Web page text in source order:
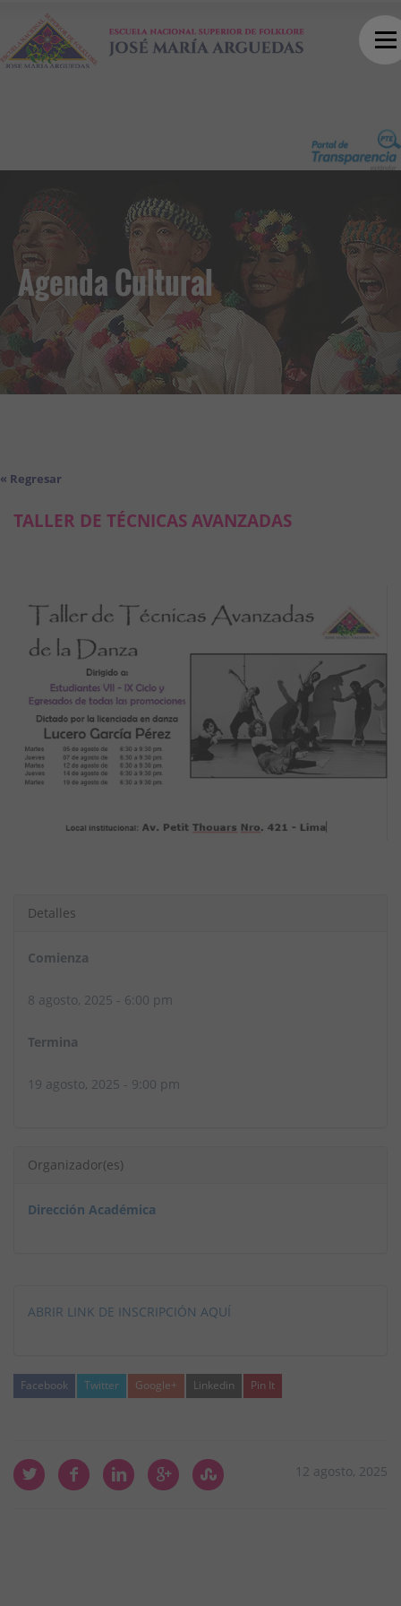
Agenda Cultural
« Regresar
TALLER DE TÉCNICAS AVANZADAS
Detalles
Comienza
8 agosto, 2025 - 6:00 pm
Termina
19 agosto, 2025 - 9:00 pm
Organizador(es)
Dirección Académica
ABRIR LINK DE INSCRIPCIÓN AQUÍ
Facebook Twitter Google+ Linkedin Pin It
12 agosto, 2025